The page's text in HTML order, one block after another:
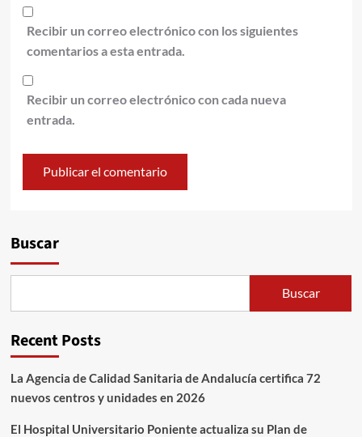
Recibir un correo electrónico con los siguientes
comentarios a esta entrada.
Recibir un correo electrónico con cada nueva
entrada.
Buscar
Buscar
Recent Posts
La Agencia de Calidad Sanitaria de Andalucía certifica 72
nuevos centros y unidades en 2026
El Hospital Universitario Poniente actualiza su Plan de